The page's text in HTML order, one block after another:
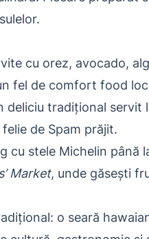
cu orez, avocado,
fel de comfort food
tradițional servit
de Spam prăjit.
cu stele Michelin până
Market, unde găsești
o seară